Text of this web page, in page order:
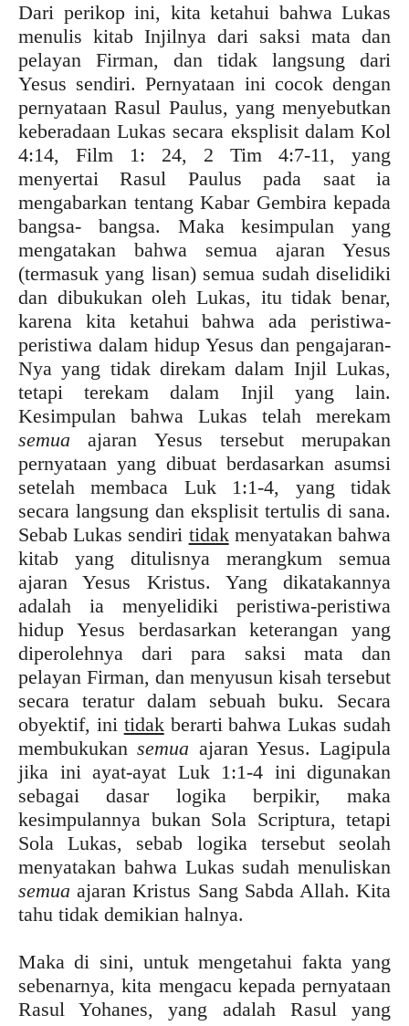
Dari perikop ini, kita ketahui bahwa Lukas
menulis kitab Injilnya dari saksi mata dan
pelayan Firman, dan tidak langsung dari
Yesus sendiri. Pernyataan ini cocok dengan
pernyataan Rasul Paulus, yang menyebutkan
keberadaan Lukas secara eksplisit dalam Kol
4:14, Film 1: 24, 2 Tim 4:7-11, yang
menyertai Rasul Paulus pada saat ia
mengabarkan tentang Kabar Gembira kepada
bangsa- bangsa. Maka kesimpulan yang
mengatakan bahwa semua ajaran Yesus
(termasuk yang lisan) semua sudah diselidiki
dan dibukukan oleh Lukas, itu tidak benar,
karena kita ketahui bahwa ada peristiwa-
peristiwa dalam hidup Yesus dan pengajaran-
Nya yang tidak direkam dalam Injil Lukas,
tetapi terekam dalam Injil yang lain.
Kesimpulan bahwa Lukas telah merekam
semua ajaran Yesus tersebut merupakan
pernyataan yang dibuat berdasarkan asumsi
setelah membaca Luk 1:1-4, yang tidak
secara langsung dan eksplisit tertulis di sana.
Sebab Lukas sendiri tidakmenyatakan bahwa
kitab yang ditulisnya merangkum semua
ajaran Yesus Kristus. Yang dikatakannya
adalah ia menyelidiki peristiwa-peristiwa
hidup Yesus berdasarkan keterangan yang
diperolehnya dari para saksi mata dan
pelayan Firman, dan menyusun kisah tersebut
secara teratur dalam sebuah buku. Secara
obyektif, ini tidakberarti bahwa Lukas sudah
membukukan semua ajaran Yesus. Lagipula
jika ini ayat-ayat Luk 1:1-4 ini digunakan
sebagai dasar logika berpikir, maka
kesimpulannya bukan Sola Scriptura, tetapi
Sola Lukas, sebab logika tersebut seolah
menyatakan bahwa Lukas sudah menuliskan
semua ajaran Kristus Sang Sabda Allah. Kita
tahu tidak demikian halnya.
Maka di sini, untuk mengetahui fakta yang
sebenarnya, kita mengacu kepada pernyataan
Rasul Yohanes, yang adalah Rasul yang